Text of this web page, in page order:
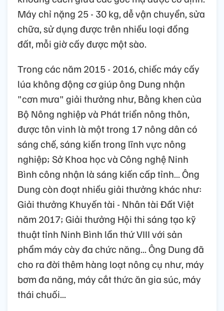
Máy chỉ nặng 25 - 30 kg, dễ vận chuyển, sửa
chữa, sử dụng được trên nhiều loại đồng
đất, mỗi giờ cấy được một sào.
Trong các năm 2015 - 2016, chiếc máy cấy
lúa không động cơ giúp ông Dung nhận
"cơn mưa" giải thưởng như, Bằng khen của
Bộ Nông nghiệp và Phát triển nông thôn,
được tôn vinh là một trong 17 nông dân có
sáng chế, sáng kiến trong lĩnh vực nông
nghiệp; Sở Khoa học và Công nghệ Ninh
Bình công nhận là sáng kiến cấp tỉnh… Ông
Dung còn đoạt nhiều giải thưởng khác như:
Giải thưởng Khuyến tài - Nhân tài Đất Việt
năm 2017; Giải thưởng Hội thi sáng tạo kỹ
thuật tỉnh Ninh Bình lần thứ VIII với sản
phẩm máy cày đa chức năng... Ông Dung đã
cho ra đời thêm hàng loạt nông cụ như, máy
bơm đa năng, máy cắt thức ăn gia súc, máy
thái chuối...